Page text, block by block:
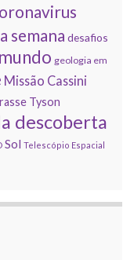
semana desafios
geologia em
Missão Cassini
Tyson
descoberta
Sol Telescópio Espacial